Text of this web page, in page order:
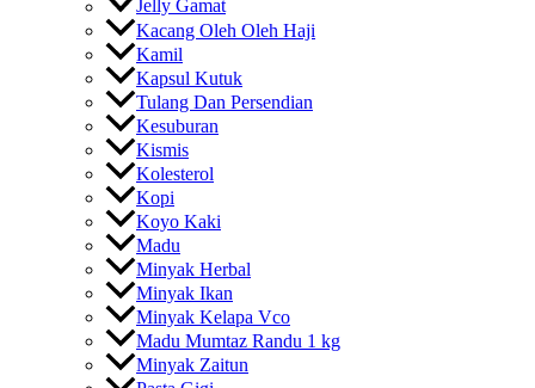
Jelly Gamat
Kacang Oleh Oleh Haji
Kamil
Kapsul Kutuk
Tulang Dan Persendian
Kesuburan
Kismis
Kolesterol
Kopi
Koyo Kaki
Madu
Minyak Herbal
Minyak Ikan
Minyak Kelapa Vco
Madu Mumtaz Randu 1 kg
Minyak Zaitun